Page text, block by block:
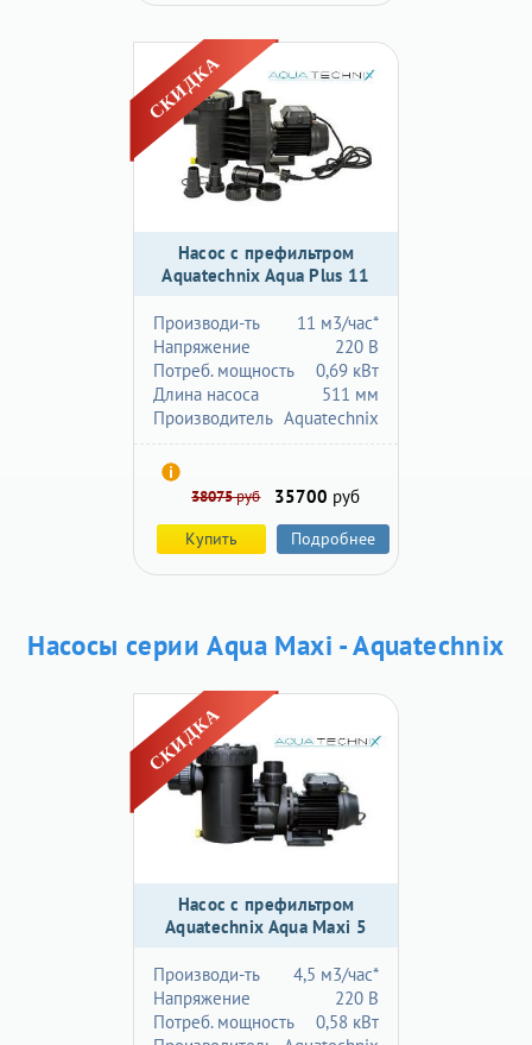
Насос с префильтром
Aquatechnix Aqua Plus 11
11 м3/час*
Производи-ть
220 В
Напряжение
0,69 кВт
Потреб. мощность
511 мм
Длина насоса
Aquatechnix
Производитель
38075руб 35700 руб
Купить Подробнее
Насосы серии Aqua Maxi - Aquatechnix
Насос с префильтром
Aquatechnix Aqua Maxi 5
4,5 м3/час*
Производи-ть
220 В
Напряжение
0,58 кВт
Потреб. мощность